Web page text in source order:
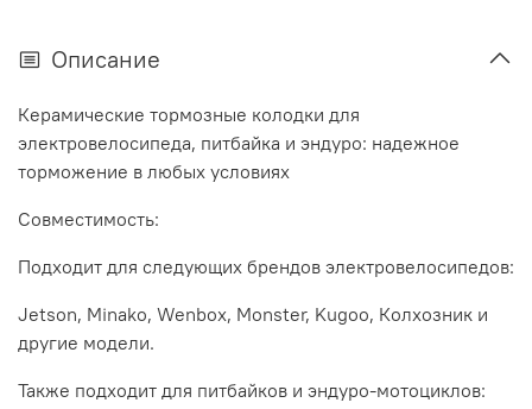
Описание
Керамические тормозные колодки для
электровелосипеда, питбайка и эндуро: надежное
торможение в любых условиях
Совместимость:
Подходит для следующих брендов электровелосипедов:
Jetson, Minako, Wenbox, Monster, Kugoo, Колхозник и
другие модели.
Также подходит для питбайков и эндуро-мотоциклов: